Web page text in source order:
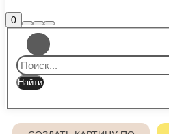
0Боковая
панель
магазина
Найти
Больше
информации
Главное
меню